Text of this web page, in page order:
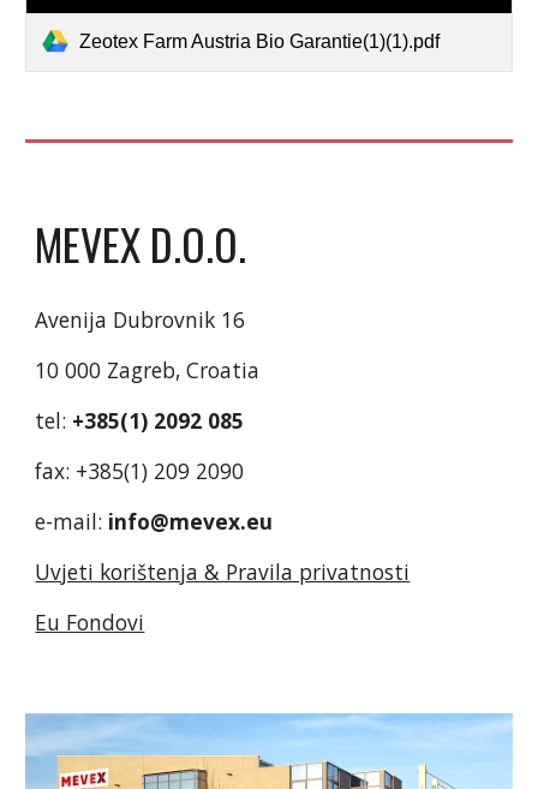
Zeotex Farm Austria Bio Garantie(1)(1).pdf
MEVEX D.O.O.
Avenija Dubrovnik 16
10 000 Zagreb, Croatia
tel: +385(1) 2092 085
fax: +385(1) 209 2090
e-mail: info@mevex.eu
Uvjeti korištenja & Pravila privatnosti
Eu Fondovi